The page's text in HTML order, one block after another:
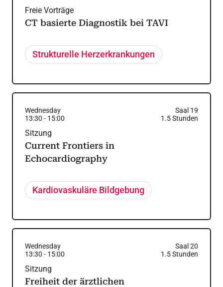
Freie Vorträge
CT basierte Diagnostik bei TAVI
Strukturelle Herzerkrankungen
Wednesday
Saal 19
13:30 - 15:00 1.5Stunden
Sitzung
Current Frontiers in
Echocardiography
Kardiovaskuläre Bildgebung
Wednesday
Saal 20
13:30 - 15:00 1.5Stunden
Sitzung
Freiheit der ärztlichen